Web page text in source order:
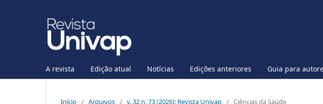
A revista Edição atual Notícias Edições anteriores Guia para
Início / Arquivos / v. 32 n. 73 (2026): Revista Univap / Ciências da Saúde